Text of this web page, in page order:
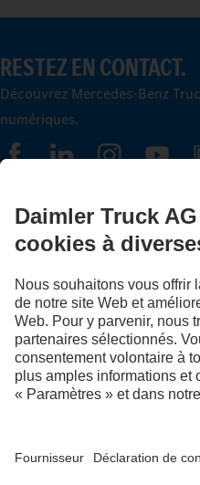
RESTEZ EN CONTACT.
Découvrez Mercedes-Benz
numériques.
FOLLOW THE
Échangez maintenant vos
et routières.
Montez à bord